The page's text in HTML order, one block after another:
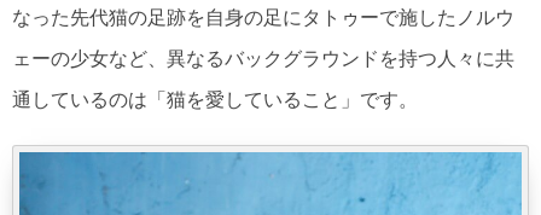
なった先代猫の足跡を自身の足にタトゥーで施したノルウ
ェーの少女など、異なるバックグラウンドを持つ人々に共
通しているのは「猫を愛していること」です。